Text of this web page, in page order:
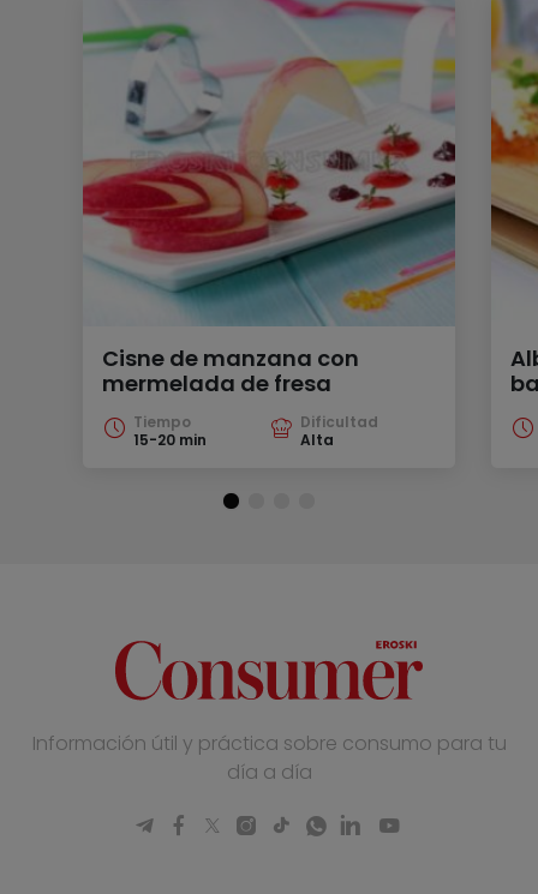
Cisne de manzana con
mermelada de fresa
Tiempo
15-20 min
Dificultad
Alta
Información útil y práctica sobre consumo para tu
día a día